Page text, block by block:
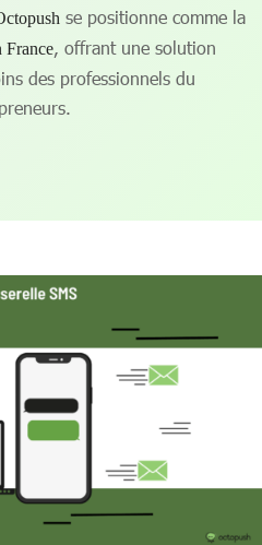
se positionne comme la
France, offrant une solution
des professionnels du